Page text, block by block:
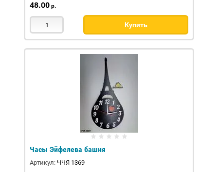
48.00 р.
Купить
Часы Эйфелева башня
Артикул: ЧЧЯ 1369